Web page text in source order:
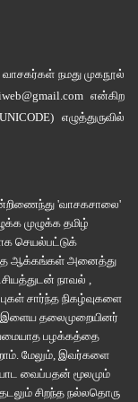
நகரும் வழித்தடத்தை
சிறப்பான
சேர்ந்து பயணிக்கும்
கூட்டுவதோடு,
உரையாடல்களும் கதை
அற்ற நடை
தரித்துக் கொண்டீர்கள்
வந்ததல்ல, மாறாக கதை
அமைந்தாலும்,
கதைசொல்லும் முறை.
பழகிய
நமது முகநூல்
என்கிற
எழுத்துருவில்
'வாசகசாலை'
முழுக்க தமிழ்
செயல்பட்டுக்
ஆக்கங்கள் அனைத்து
நாவல் ,
சார்ந்த நிகழ்வுகளை
தலைமுறையினர்
பழக்கத்தை
மேலும், இவர்களை
வைப்பதன் மூலமும்
சிறந்த நல்லதொரு